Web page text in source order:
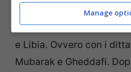
di cooperazione anti-
vari Stati nord africani
e Libia. Ovvero con i
Mubarak e Gheddafi.
Manage